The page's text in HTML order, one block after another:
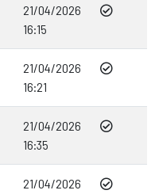
21/04/2026
16:15
21/04/2026
16:21
21/04/2026
16:35
21/04/2026